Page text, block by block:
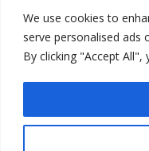
We use cookies to
serve personalised ads
By clicking "Accept
Privacy Policy
Terms